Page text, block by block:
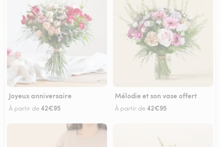
Joyeux anniversaire
À partir de42€95
Mélodie et son vase offert
À partir de42€95